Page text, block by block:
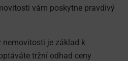
vám poskytne pravdivý
je základ k
tržní odhad ceny